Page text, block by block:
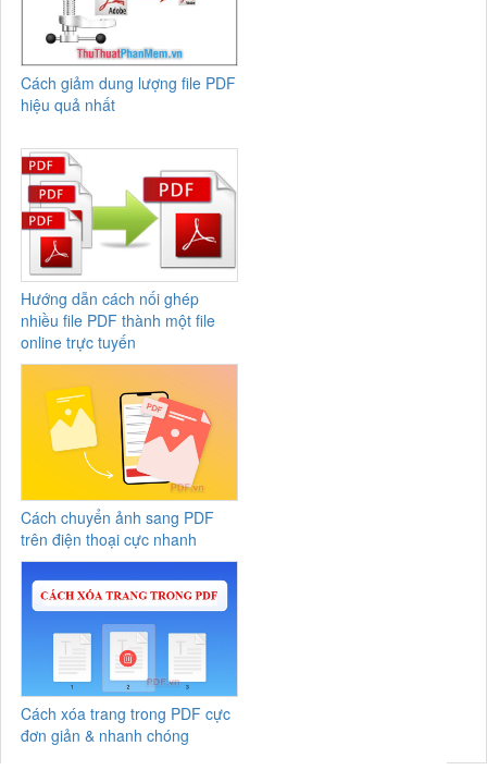
Cách giảm dung lượng file PDF
hiệu quả nhất
Hướng dẫn cách nối ghép
nhiều file PDF thành một file
online trực tuyến
Cách chuyển ảnh sang PDF
trên điện thoại cực nhanh
Cách xóa trang trong PDF cực
đơn giản & nhanh chóng